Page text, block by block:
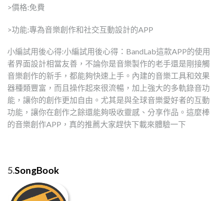
>價格:免費
>功能:專為音樂創作和社交互動設計的APP
小編試用後心得:小編試用後心得：BandLab這款APP的使用
者界面設計相當友善，不論你是音樂製作的老手還是剛接觸
音樂創作的新手，都能夠快速上手。內建的音樂工具和效果
器種類豐富，而且操作起來很流暢，加上強大的多軌錄音功
能，讓你的創作更加自由。尤其是與全球音樂愛好者的互動
功能，讓你在創作之餘還能夠吸收靈感、分享作品。這麼棒
的音樂創作APP，真的推薦大家趕快下載來體驗一下
5.SongBook